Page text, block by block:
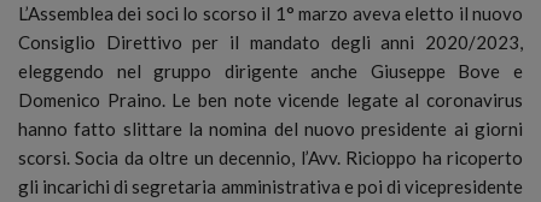
L’Assemblea dei soci lo scorso il 1° marzo aveva eletto il nuovo
Consiglio Direttivo per il mandato degli anni 2020/2023,
eleggendo nel gruppo dirigente anche Giuseppe Bove e
Domenico Praino. Le ben note vicende legate al coronavirus
hanno fatto slittare la nomina del nuovo presidente ai giorni
scorsi. Socia da oltre un decennio, l’Avv. Ricioppo ha ricoperto
gli incarichi di segretaria amministrativa e poi di vicepresidente